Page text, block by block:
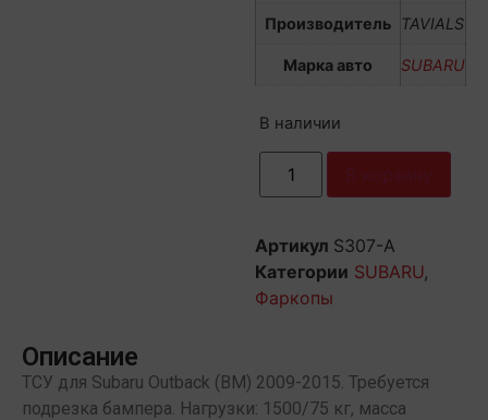
Производитель TAVIALS
Марка авто SUBARU
В наличии
Артикул S307-A
Категории SUBARU,
Фаркопы
Описание
ТСУ для Subaru Outback (ВМ) 2009-2015. Требуется
подрезка бампера. Нагрузки: 1500/75 кг, масса